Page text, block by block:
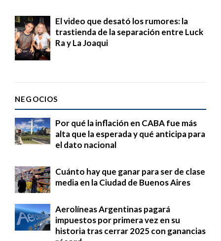
El video que desató los rumores: la
trastienda de la separación entre Luck
Ra y La Joaqui
NEGOCIOS
Por qué la inflación en CABA fue más
alta que la esperada y qué anticipa para
el dato nacional
Cuánto hay que ganar para ser de clase
media en la Ciudad de Buenos Aires
Aerolíneas Argentinas pagará
impuestos por primera vez en su
historia tras cerrar 2025 con ganancias